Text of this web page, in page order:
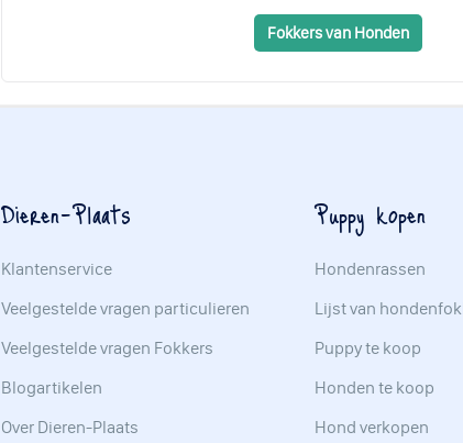
Fokkers van Honden
Dieren-Plaats
Klantenservice
Veelgestelde vragen particulieren
Veelgestelde vragen Fokkers
Blogartikelen
Over Dieren-Plaats
Puppy kopen
Hondenrassen
Lijst van
Puppy te koop
Honden te koop
Hond verkopen